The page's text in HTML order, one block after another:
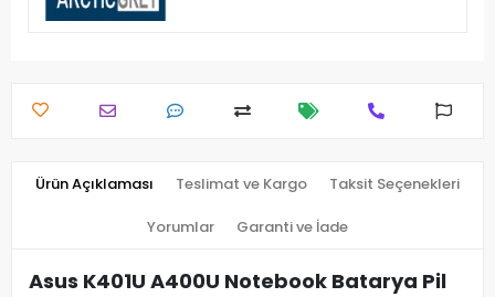
Ürün Açıklaması Teslimat ve Kargo Taksit Seçenekleri
Yorumlar Garanti ve İade
Asus K401U A400U Notebook Batarya Pil